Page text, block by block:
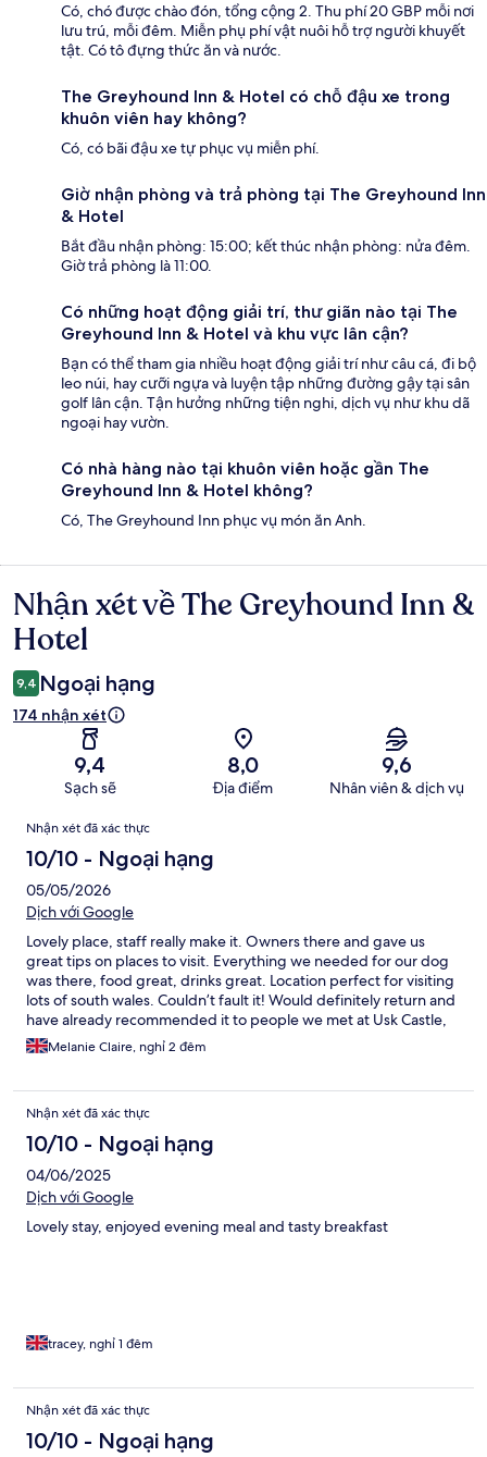
Có, chó được chào đón, tổng cộng 2. Thu phí 20 GBP mỗi nơi
lưu trú, mỗi đêm. Miễn phụ phí vật nuôi hỗ trợ người khuyết
tật. Có tô đựng thức ăn và nước.
The Greyhound Inn & Hotel có chỗ đậu xe trong
khuôn viên hay không?
Có, có bãi đậu xe tự phục vụ miễn phí.
Giờ nhận phòng và trả phòng tại The Greyhound Inn
& Hotel
Bắt đầu nhận phòng: 15:00; kết thúc nhận phòng: nửa đêm.
Giờ trả phòng là 11:00.
Có những hoạt động giải trí, thư giãn nào tại The
Greyhound Inn & Hotel và khu vực lân cận?
Bạn có thể tham gia nhiều hoạt động giải trí như câu cá, đi bộ
leo núi, hay cưỡi ngựa và luyện tập những đường gậy tại sân
golf lân cận. Tận hưởng những tiện nghi, dịch vụ như khu dã
ngoại hay vườn.
Có nhà hàng nào tại khuôn viên hoặc gần The
Greyhound Inn & Hotel không?
Có, The Greyhound Inn phục vụ món ăn Anh.
Nhận
xét
Nhận xét về The Greyhound Inn &
Hotel
9,4 Ngoại hạng
174 nhận xét
9,4
Sạch sẽ
8,0
Địa điểm
9,6
Nhân viên & dịch vụ
Nhận
xét
Nhận xét đã xác thực
10/10 - Ngoại hạng
05/05/2026
Dịch với Google
Lovely place, staff really make it. Owners there and gave us
great tips on places to visit. Everything we needed for our dog
was there, food great, drinks great. Location perfect for visiting
lots of south wales. Couldn’t fault it! Would definitely return and
have already recommended it to people we met at Usk Castle,
which is also well worth a visit!
Melanie Claire, nghỉ 2 đêm
Nhận xét đã xác thực
10/10 - Ngoại hạng
04/06/2025
Dịch với Google
Lovely stay, enjoyed evening meal and tasty breakfast
tracey, nghỉ 1 đêm
Nhận xét đã xác thực
10/10 - Ngoại hạng